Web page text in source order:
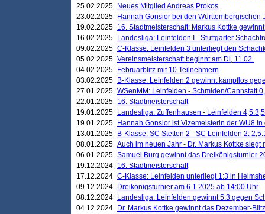
25.02.2025
Neues Mitglied Andreas Prokos
23.02.2025
Hannah Gonsior bei den Württembergischen
19.02.2025 16. Stadtmeisterschaft: Markus Kottke
16.02.2025
Landesliga: Leinfelden I - Stuttgarter
09.02.2025 C-Klasse: Leinfelden 3 unterliegt den
05.02.2025 Vereinsmeisterschaft beginnt am Di, 11.02.
04.02.2025
Februarblitz mit 10 Teilnehmern
03.02.2025
B-Klasse: Leinfelden 2 gewinnt kampflos
27.01.2025 WSenMM: Leinfelden - Schmiden/Cannstatt
22.01.2025 16. Stadtmeisterschaft
19.01.2025
Landesliga: Zuffenhausen - Leinfelden 4,5:3,5
19.01.2025
Hannah Gonsior ist Vizemeisterin der WU8 in
13.01.2025
B-Klasse: SC Stetten 2 - SC Leinfelden 2:
08.01.2025 Auch im neuen Jahr - Dr. Markus Kottke
06.01.2025 Samuel Burg gewinnt das Dreikönigsturnier
19.12.2024 16. Stadtmeisterschaft
17.12.2024 C-Klasse: Leinfelden unterliegt 1:3 in
09.12.2024
Dreikönigsturnier am 6.1.2025 ab 14:00 Uhr
08.12.2024
Landesliga: Leinfelden gewinnt 5:3 gegen
04.12.2024
Dr. Markus Kottke gewinnt das Dezember-